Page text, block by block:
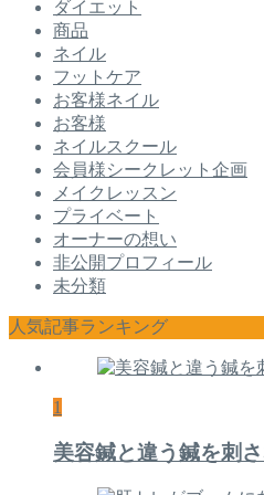
ダイエット
商品
ネイル
フットケア
お客様ネイル
お客様
ネイルスクール
会員様シークレット企画
メイクレッスン
プライベート
オーナーの想い
非公開プロフィール
未分類
人気記事ランキング
1
美容鍼と違う鍼を刺